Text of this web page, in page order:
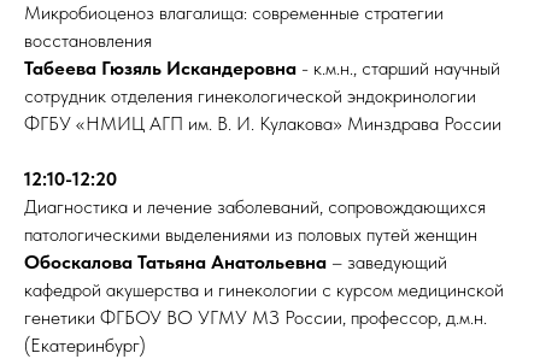
Микробиоценоз влагалища: современные стратегии
восстановления
Табеева Гюзяль Искандеровна - к.м.н., старший научный
сотрудник отделения гинекологической эндокринологии
ФГБУ «НМИЦ АГП им. В. И. Кулакова» Минздрава России
12:10-12:20
Диагностика и лечение заболеваний, сопровождающихся
патологическими выделениями из половых путей женщин
Обоскалова Татьяна Анатольевна – заведующий
кафедрой акушерства и гинекологии с курсом медицинской
генетики ФГБОУ ВО УГМУ МЗ России, профессор, д.м.н.
(Екатеринбург)